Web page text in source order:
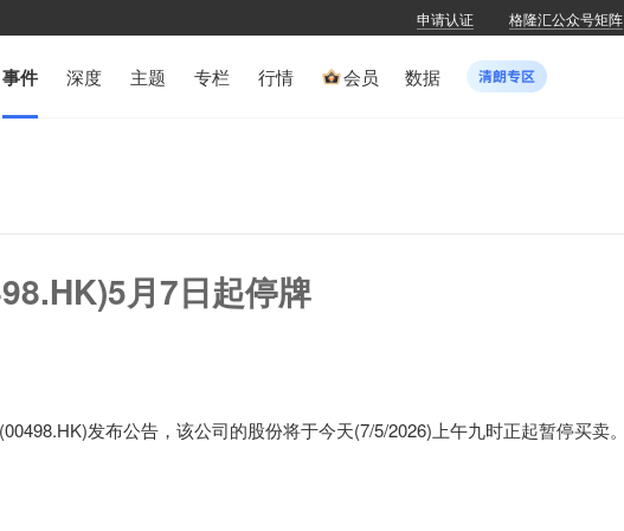
申请认证 格隆汇公众号矩阵
事件 深度 主题 专栏 行情 会员 数据
月7日起停牌
发布公告，该公司的股份将于今天(7/5/2026)上午九时正起暂停买卖。